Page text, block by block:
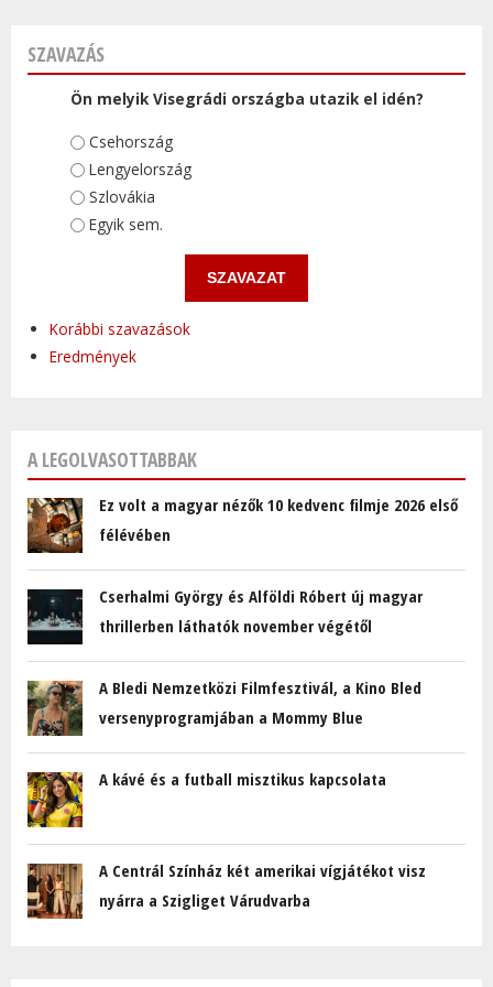
SZAVAZÁS
Ön melyik Visegrádi országba utazik el idén?
Választások
Csehország
Lengyelország
Szlovákia
Egyik sem.
Korábbi szavazások
Eredmények
A LEGOLVASOTTABBAK
Ez volt a magyar nézők 10 kedvenc filmje 2026 első
félévében
Cserhalmi György és Alföldi Róbert új magyar
thrillerben láthatók november végétől
A Bledi Nemzetközi Filmfesztivál, a Kino Bled
versenyprogramjában a Mommy Blue
A kávé és a futball misztikus kapcsolata
A Centrál Színház két amerikai vígjátékot visz
nyárra a Szigliget Várudvarba